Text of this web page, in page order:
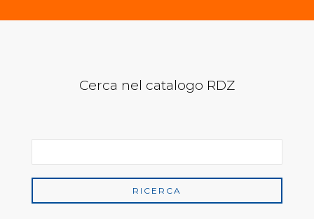
Cerca nel catalogo RDZ